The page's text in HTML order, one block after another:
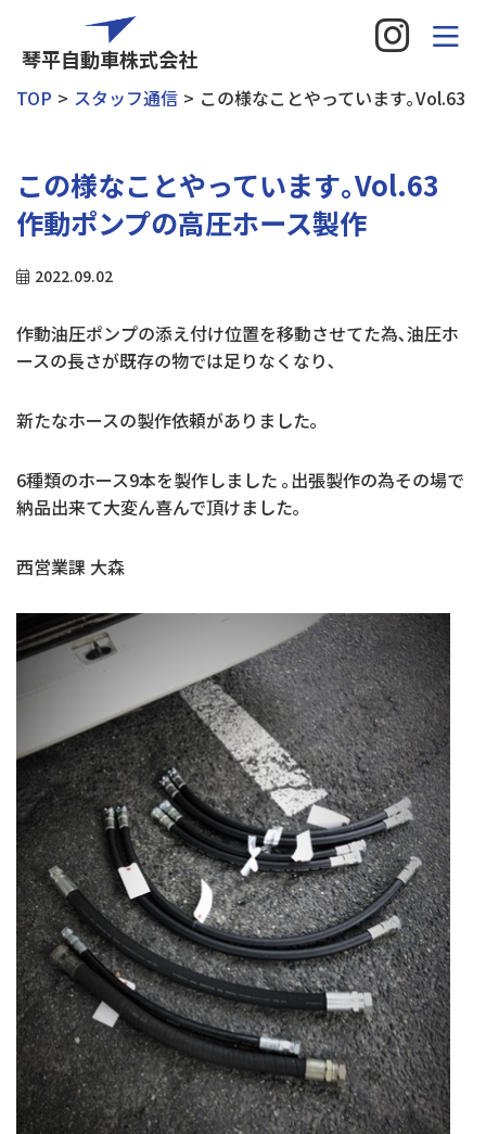
琴平自動車株式会社
TOP スタッフ通信 この様なことやっています｡Vol.63
この様なことやっています｡Vol.63
作動ポンプの高圧ホース製作
2022.09.02
作動油圧ポンプの添え付け位置を移動させてた為､油圧ホ
ースの長さが既存の物では足りなくなり､
新たなホースの製作依頼がありました｡
6種類のホース9本を製作しました ｡出張製作の為その場で
納品出来て大変ん喜んで頂けました｡
西営業課 大森